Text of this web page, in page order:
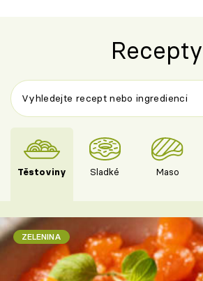
Recepty
Těstoviny Sladké Maso
ZELENINA